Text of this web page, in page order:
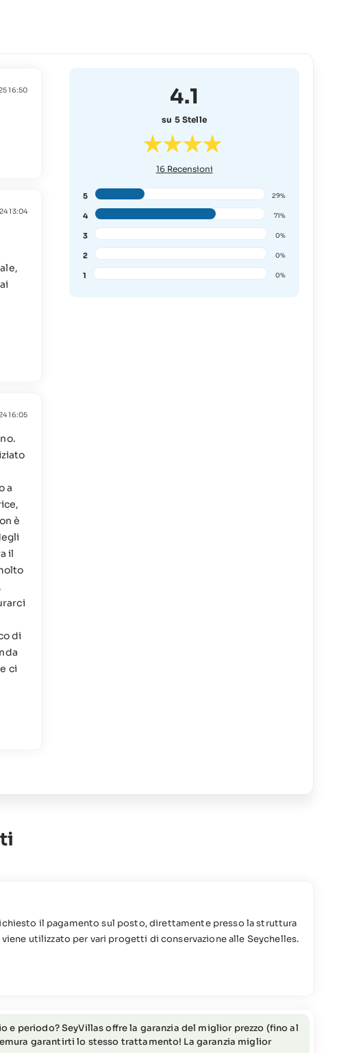
4.1
su 5 Stelle
16Recensioni
5 29%
4 71%
3 0%
2 0%
1 0%
16:50
13:04
16:05
a
è
il
di
ci
il pagamento sul posto, direttamente presso la struttura
utilizzato per vari progetti di conservazione alle Seychelles.
a contattare il Team SeyVillas).
periodo? SeyVillas offre la garanzia del miglior prezzo (fino al
garantirti lo stesso trattamento! La garanzia miglior